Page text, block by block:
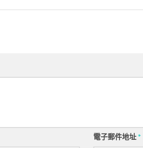
電子郵件地址*